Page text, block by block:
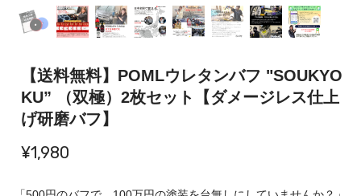
【送料無料】POMLウレタンバフ "SOUKYO
KU” （双極）2枚セット【ダメージレス仕上
げ研磨バフ】
¥1,980